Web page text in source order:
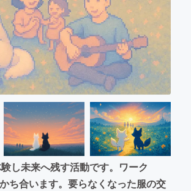
CAMPFIRE for Social Good
CAMPFIRE
CAMPFIREふるさと納税 machi-ya コミュニ
し未来へ残す活動です。ワーク
ち合います。要らなくなった服の交